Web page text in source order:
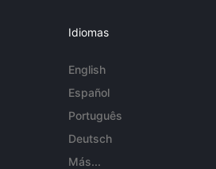
Idiomas
English
Español
Português
Deutsch
Más...